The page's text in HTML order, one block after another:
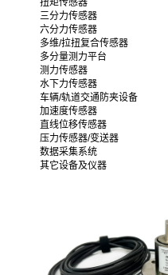
扭矩传感器
三分力传感器
六分力传感器
多维/拉扭复合传感器
多分量测力平台
测力传感器
水下力传感器
车辆/轨道交通防夹设备
加速度传感器
直线位移传感器
压力传感器/变送器
数据采集系统
其它设备及仪器